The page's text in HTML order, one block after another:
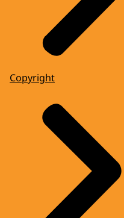
Copyright